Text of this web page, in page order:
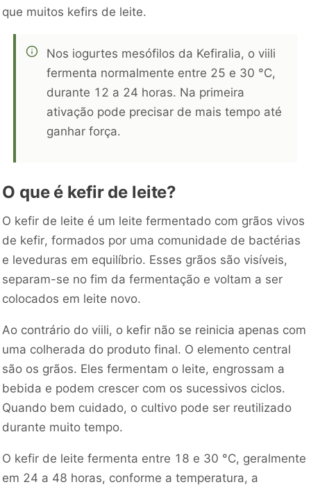
que muitos kefirs de leite.
Nos iogurtes mesófilos da Kefiralia, o viili
fermenta normalmente entre 25 e 30 °C,
durante 12 a 24 horas. Na primeira
ativação pode precisar de mais tempo até
ganhar força.
O que é kefir de leite?
O kefir de leite é um leite fermentado com grãos vivos
de kefir, formados por uma comunidade de bactérias
e leveduras em equilíbrio. Esses grãos são visíveis,
separam-se no fim da fermentação e voltam a ser
colocados em leite novo.
Ao contrário do viili, o kefir não se reinicia apenas com
uma colherada do produto final. O elemento central
são os grãos. Eles fermentam o leite, engrossam a
bebida e podem crescer com os sucessivos ciclos.
Quando bem cuidado, o cultivo pode ser reutilizado
durante muito tempo.
O kefir de leite fermenta entre 18 e 30 °C, geralmente
em 24 a 48 horas, conforme a temperatura, a